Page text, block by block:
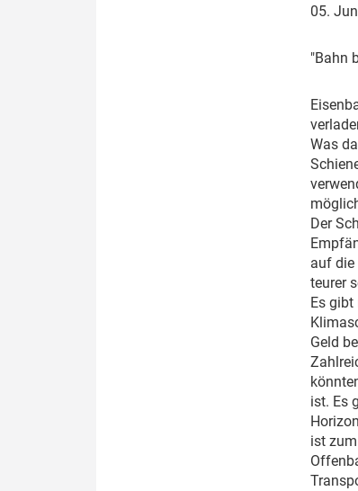
Marktplatz: Wer macht was?
Dossier: Generalsanierung
05.
"Bahn
E
Was
Der
auf die
teurer
Es
Geld
ist. Es
ist